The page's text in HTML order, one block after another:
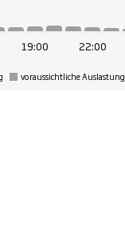
19:00 22:00
voraussichtliche Auslastung